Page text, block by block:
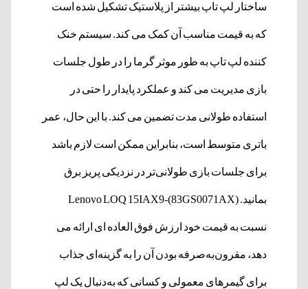
ساختار لپ تاپ بیشتر از پلاستیک تشکیل شده است
که به قیمت مناسب آن کمک می کند. سیستم خنک
کننده لپ تاپ به طور موثر گرما را در طول جلسات
بازی مدیریت می کند و عملکرد پایدار را حتی در
استفاده طولانی مدت تضمین می کند. با این حال، عمر
باتری متوسط ​​است، بنابراین ممکن است لازم باشد
برای جلسات بازی طولانی‌تر در نزدیکی پریز برق
بمانید. Lenovo LOQ 15IAX9-(83GS0071AX)
نسبت به قیمت خود ارزش فوق العاده ای ارائه می
دهد، مقرون‌به‌صرفه بودن آن را به گزینه‌ای جذاب
برای گیمرهای معمولی و کسانی که به‌دنبال یک لپ